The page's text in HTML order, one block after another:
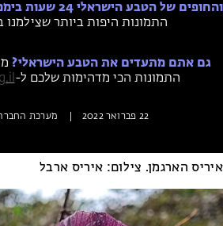
והחופים של הטבע הישראלי 24 שעות ביממה, 365 ימים בשנה.
התמונות היפות ביותר שצילמנו
גם אתם מתעדים את הטבע הישראלי?
התמונות הכי מדהימות שלכם ל-
22 פברואר 2022 מערכת
איריס הארגמן. צילום: איריס ארבל